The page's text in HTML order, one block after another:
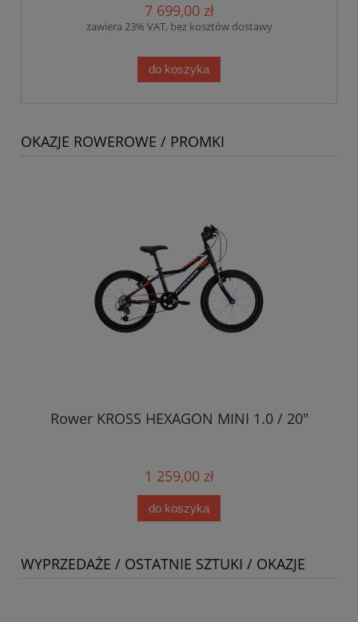
7 699,00 zł
zawiera 23% VAT, bez kosztów dostawy
do koszyka
OKAZJE ROWEROWE / PROMKI
Rower KROSS HEXAGON MINI 1.0 / 20"
1 259,00 zł
do koszyka
WYPRZEDAŻE / OSTATNIE SZTUKI / OKAZJE